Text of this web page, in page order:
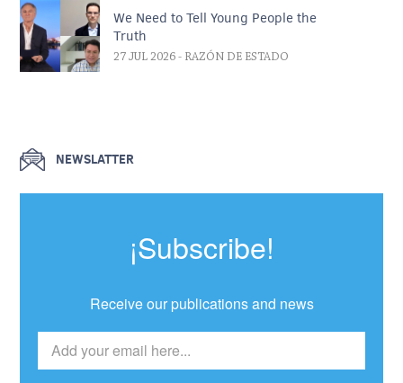
We Need to Tell Young People the
Truth
27 JUL 2026 - RAZÓN DE ESTADO
NEWSLATTER
¡Subscribe!
Receive our publications and news